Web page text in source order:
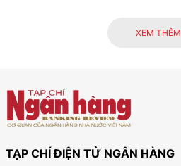
XEM THÊM
TẠP CHÍ ĐIỆN TỬ NGÂN HÀNG